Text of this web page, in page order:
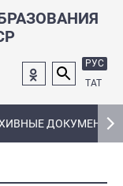
РУС
ТАТ
ДОКУМЕНТЫ